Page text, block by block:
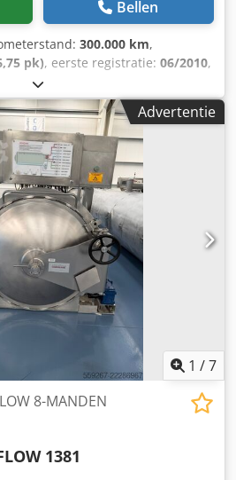
Bellen
300.000 km,
pk), eerste registratie: 06/2010,
asconfiguratie:
overbrenging:automatisch,
emissieklasse:Euro 4 , aantal
2010, Uitrusting:ABS,
, Algemene informatie Aantal
2006 - okt. 2011 Cabine: dubbel
400 Nm Aantal cilinders: 4
Leeggewicht: 2.280 kg
1.220 kg GVW:
Fabrikant: Kuijpers Trading BV
NL = Verdere opties en
remkrachtverdeling - In
- Mistlampen -
Advertentie
1 /7
8-MANDEN
1381